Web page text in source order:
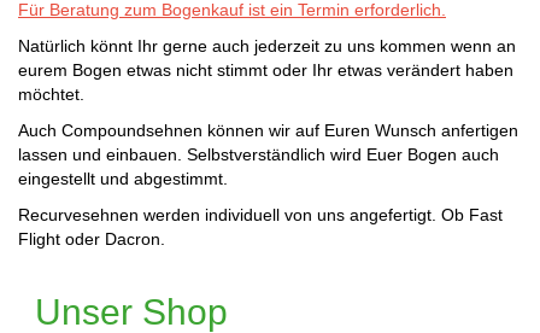
Für Beratung zum Bogenkauf ist ein Termin erforderlich.
Natürlich könnt Ihr gerne auch jederzeit zu uns kommen wenn an
eurem Bogen etwas nicht stimmt oder Ihr etwas verändert haben
möchtet.
Auch Compoundsehnen können wir auf Euren Wunsch anfertigen
lassen und einbauen. Selbstverständlich wird Euer Bogen auch
eingestellt und abgestimmt.
Recurvesehnen werden individuell von uns angefertigt. Ob Fast
Flight oder Dacron.
Unser Shop